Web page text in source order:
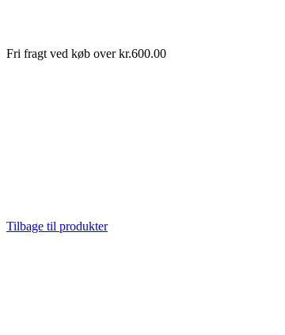
Fri fragt ved køb over kr.600.00
Tilbage til produkter